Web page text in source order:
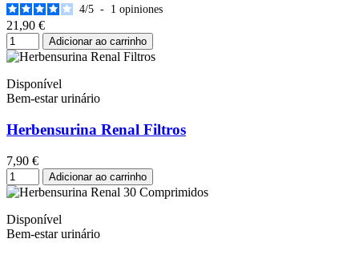
4/5 - 1 opiniones
21,90 €
Adicionar ao carrinho
Disponível
Bem-estar urinário
Herbensurina Renal Filtros
7,90 €
Adicionar ao carrinho
Disponível
Bem-estar urinário